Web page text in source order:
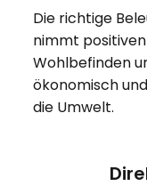
Die richtige
nimmt positiven
Wohlbefinden
ökonomisch
die Umwelt.